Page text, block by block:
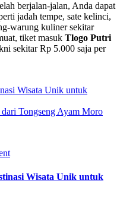
berjalan-jalan, Anda dapat
jadah tempe, sate kelinci,
warung kuliner sekitar
tiket masuk Tlogo Putri
sekitar Rp 5.000 saja per
Wisata Unik untuk
Tongseng Ayam Moro
Wisata Unik untuk